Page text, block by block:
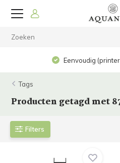
Eenvoudig
Tags
Producten getagd met
Filters